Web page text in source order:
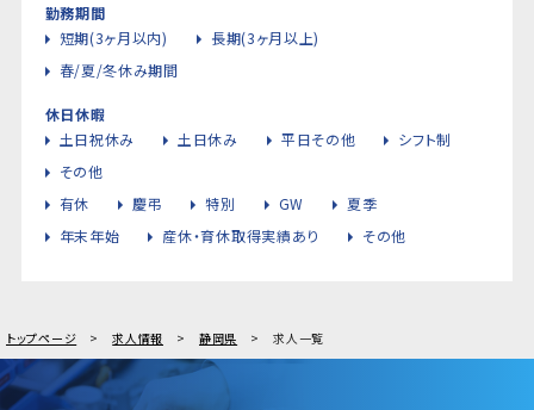
勤務期間
短期(3ヶ月以内)
長期(3ヶ月以上)
春/夏/冬休み期間
休日休暇
土日祝休み
土日休み 平日その他
シフト制
その他
有休
慶弔 特別 GW
夏季
年末年始
産休・育休取得実績あり その他
トップページ 求人情報 静岡県 求人一覧